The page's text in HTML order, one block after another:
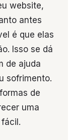
website,
antes
é que elas
Isso se dá
de ajuda
sofrimento.
de
uma